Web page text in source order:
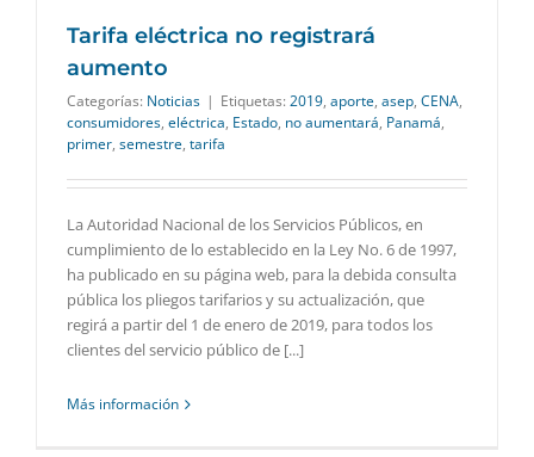
Tarifa eléctrica no registrará
aumento
Categorías: Noticias | Etiquetas: 2019, aporte, asep, CENA,
consumidores, eléctrica, Estado, no aumentará, Panamá,
primer, semestre, tarifa
La Autoridad Nacional de los Servicios Públicos, en
cumplimiento de lo establecido en la Ley No. 6 de 1997,
ha publicado en su página web, para la debida consulta
pública los pliegos tarifarios y su actualización, que
regirá a partir del 1 de enero de 2019, para todos los
clientes del servicio público de [...]
Más información